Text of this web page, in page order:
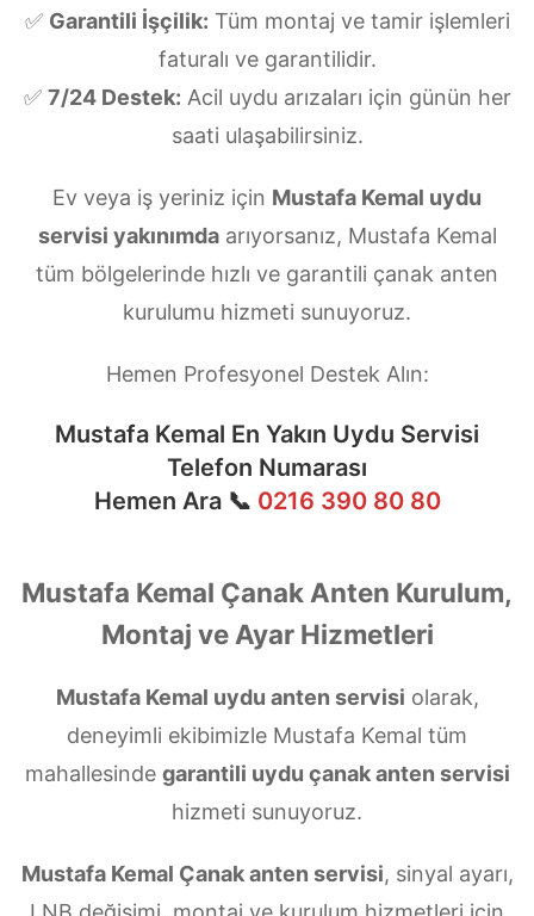
✅ Garantili İşçilik: Tüm montaj ve tamir işlemleri
faturalı ve garantilidir.
✅ 7/24 Destek: Acil uydu arızaları için günün her
saati ulaşabilirsiniz.
Ev veya iş yeriniz için Mustafa Kemal uydu
servisi yakınımdaarıyorsanız, Mustafa Kemal
tüm bölgelerinde hızlı ve garantili çanak anten
kurulumu hizmeti sunuyoruz.
Hemen Profesyonel Destek Alın:
Mustafa Kemal En Yakın Uydu Servisi
Telefon Numarası
Hemen Ara 📞 0216 390 80 80
Mustafa Kemal Çanak Anten Kurulum,
Montaj ve Ayar Hizmetleri
Mustafa Kemal uydu anten servisi olarak,
deneyimli ekibimizle Mustafa Kemal tüm
mahallesinde garantili uydu çanak anten servisi
hizmeti sunuyoruz.
Mustafa Kemal Çanak anten servisi, sinyal ayarı,